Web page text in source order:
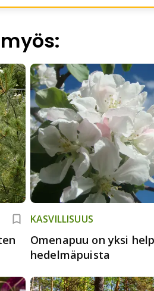
KASVILLISUUS
Omenapuu on yksi
hedelmäpuista